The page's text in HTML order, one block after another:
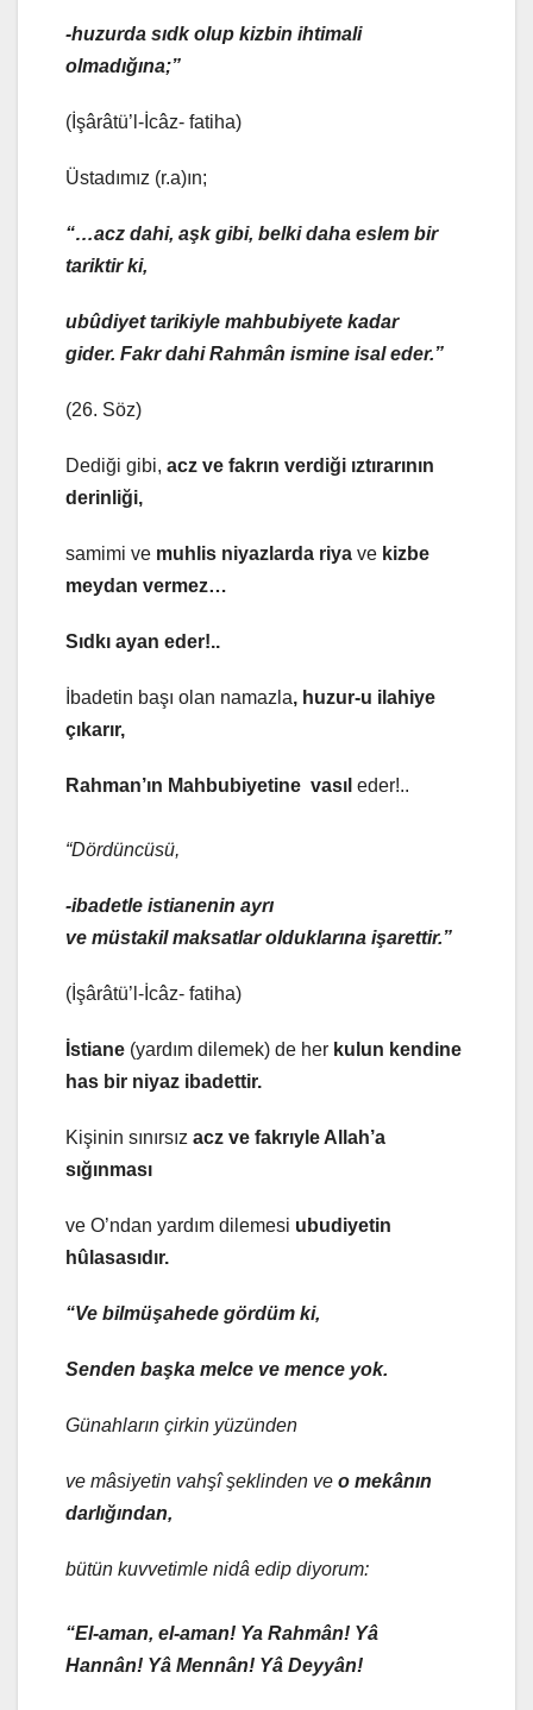
-huzurda sıdk olup kizbin ihtimali
olmadığına;”
(İşârâtü’l-İcâz- fatiha)
Üstadımız (r.a)ın;
“…acz dahi, aşk gibi, belki daha eslem bir
tariktir ki,
ubûdiyettarikiyle mahbubiyete kadar
gider. Fakr dahi Rahmân ismine isal eder.”
(26. Söz)
Dediği gibi, acz ve fakrın verdiği ıztırarının
derinliği,
samimi ve muhlis niyazlarda riya ve kizbe
meydan vermez…
Sıdkı ayan eder!..
İbadetin başı olan namazla, huzur-u ilahiye
çıkarır,
Rahman’ın Mahbubiyetine vasıl eder!..
“Dördüncüsü,
-ibadetle istianenin ayrı
ve müstakil maksatlar olduklarına işarettir.”
(İşârâtü’l-İcâz- fatiha)
İstiane (yardım dilemek) de her kulun kendine
has bir niyaz ibadettir.
Kişinin sınırsız acz ve fakrıyle Allah’a
sığınması
ve O’ndan yardım dilemesi ubudiyetin
hûlasasıdır.
“Ve bilmüşahede gördüm ki,
Senden başka melce ve mence yok.
Günahların çirkin yüzünden
ve mâsiyetin vahşî şeklinden ve o mekânın
darlığından,
bütün kuvvetimle nidâ edip diyorum:
“El-aman, el-aman! Ya Rahmân! Yâ
Hannân! Yâ Mennân! Yâ Deyyân!